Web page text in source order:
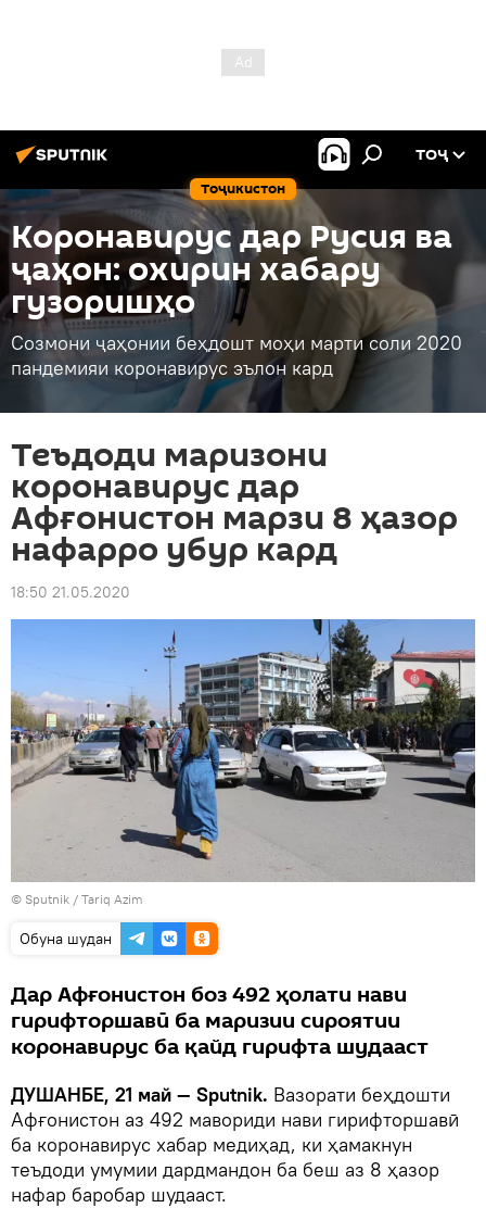
Тоҷикистон
ТОҶ
Коронавирус дар Русия ва
ҷаҳон: охирин хабару
гузоришҳо
Созмони ҷаҳонии беҳдошт моҳи марти соли 2020
пандемияи коронавирус эълон кард
Теъдоди маризони
коронавирус дар
Афғонистон марзи 8 ҳазор
нафарро убур кард
18:50 21.05.2020
© Sputnik / Tariq Azim
Обуна шудан
Дар Афғонистон боз 492 ҳолати нави
гирифторшавӣ ба маризии сироятии
коронавирус ба қайд гирифта шудааст
ДУШАНБЕ, 21 май — Sputnik. Вазорати беҳдошти
Афғонистон аз 492 мавориди нави гирифторшавӣ
ба коронавирус хабар медиҳад, ки ҳамакнун
теъдоди умумии дардмандон ба беш аз 8 ҳазор
нафар баробар шудааст.